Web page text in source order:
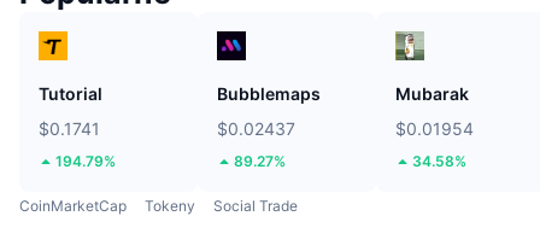
Tutorial
$0.1741
194.79%
Bubblemaps
$0.02437
89.27%
Mubarak
$0.01954
34.58%
CoinMarketCap Tokeny Social Trade